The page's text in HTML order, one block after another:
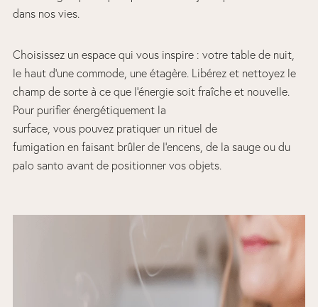
dans nos vies.
Choisissez un espace qui vous inspire : votre table de nuit,
le haut d’une commode, une étagère. Libérez et nettoyez le
champ de sorte à ce que l’énergie soit fraîche et nouvelle.
Pour purifier énergétiquement la
surface, vous pouvez pratiquer un rituel de
fumigation en faisant brûler de l’encens, de la sauge ou du
palo santo avant de positionner vos objets.